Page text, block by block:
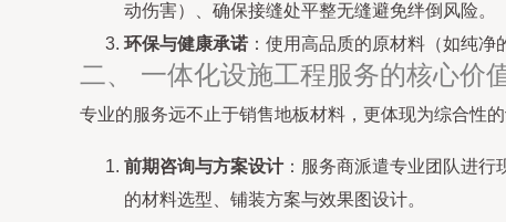
动伤害）、确保接缝处平整无缝避免绊倒风险。
环保与健康承诺 ：使用高品质的原材料（如纯
二、 一体化设施工程服务的核心价
专业的服务远不止于销售地板材料，更体现为综合性的
前期咨询与方案设计：服务商派遣专业团队进行
的材料选型、铺装方案与效果图设计。